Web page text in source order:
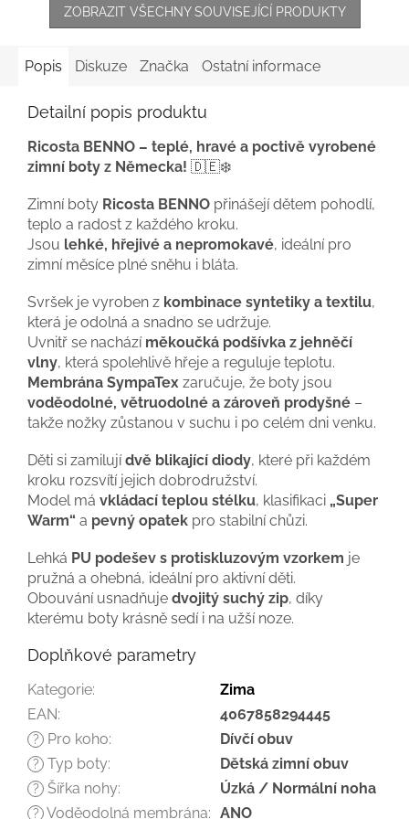
ZOBRAZIT VŠECHNY SOUVISEJÍCÍ PRODUKTY
Popis Diskuze Značka Ostatní informace
Detailní popis produktu
Ricosta BENNO – teplé, hravé a poctivě vyrobené
zimní boty z Německa! 🇩🇪❄️
Zimní boty Ricosta BENNO přinášejí dětem pohodlí,
teplo a radost z každého kroku.
Jsou lehké, hřejivé a nepromokavé, ideální pro
zimní měsíce plné sněhu i bláta.
Svršek je vyroben z kombinace syntetiky a textilu,
která je odolná a snadno se udržuje.
Uvnitř se nachází měkoučká podšívka z jehněčí
vlny, která spolehlivě hřeje a reguluje teplotu.
Membrána SympaTex zaručuje, že boty jsou
voděodolné, větruodolné a zároveň prodyšné –
takže nožky zůstanou v suchu i po celém dni venku.
Děti si zamilujídvě blikající diody, které při každém
kroku rozsvítí jejich dobrodružství.
Model má vkládací teplou stélku, klasifikaci „Super
Warm“ a pevný opatek pro stabilní chůzi.
Lehká PU podešev s protiskluzovým vzorkem je
pružná a ohebná, ideální pro aktivní děti.
Obouvání usnadňuje dvojitý suchý zip, díky
kterému boty krásně sedí i na užší noze.
Doplňkové parametry
Kategorie:
Zima
EAN: 4067858294445
? Pro koho: Dívčí obuv
? Typ boty: Dětská zimní obuv
? Šířka nohy: Úzká / Normální noha
? Voděodolná membrána: ANO